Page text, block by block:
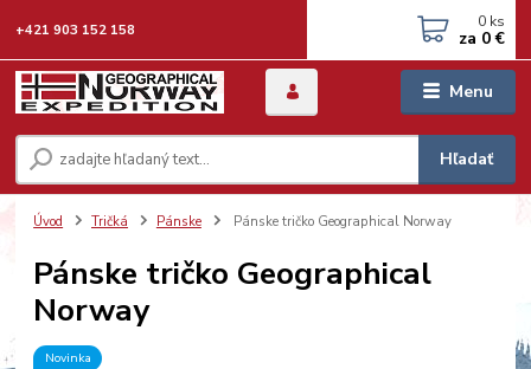
Menu
Hľadať
+421 903 152 158 0 ks
za 0 €
Úvod Tričká Pánske Pánske tričko Geographical Norway
Pánske tričko Geographical
Norway
Novinka